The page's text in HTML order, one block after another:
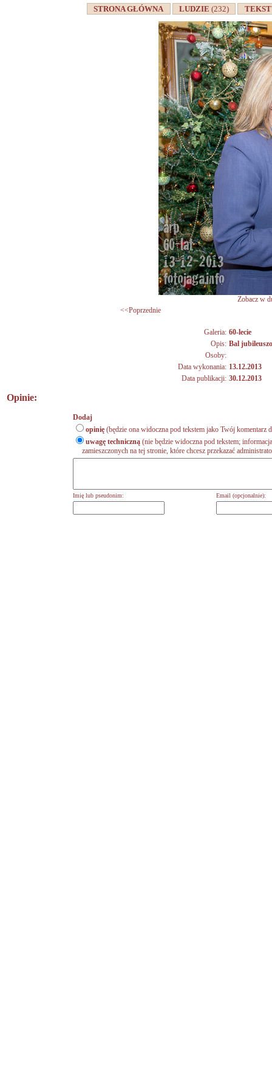
STRONA GŁÓWNA LUDZIE(232)
Zobacz w
<<Poprzednie
Galeria: 60-lecie
Opis: Bal
Osoby:
Data wykonania: 13.12.2013
Data publikacji: 30.12.2013
Opinie:
Dodaj
opinię (będzie ona widoczna pod tekstem jako Twój komentarz
uwagę techniczną (nie będzie widoczna pod tekstem;
zamieszczonych na tej stronie, które chcesz przekazać
Imię lub pseudonim: Email (opcjonalnie):